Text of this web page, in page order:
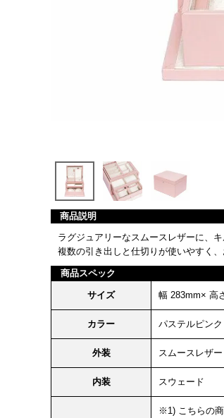
商品説明
ラグジュアリーなスムースレザーに、
複数の引き出しと仕切りが使いやすく
商品スペック
サイズ 幅 283mm× 高
カラー パステルピンク
外装 スムースレザー
内装 スウェード
※1) こちらの